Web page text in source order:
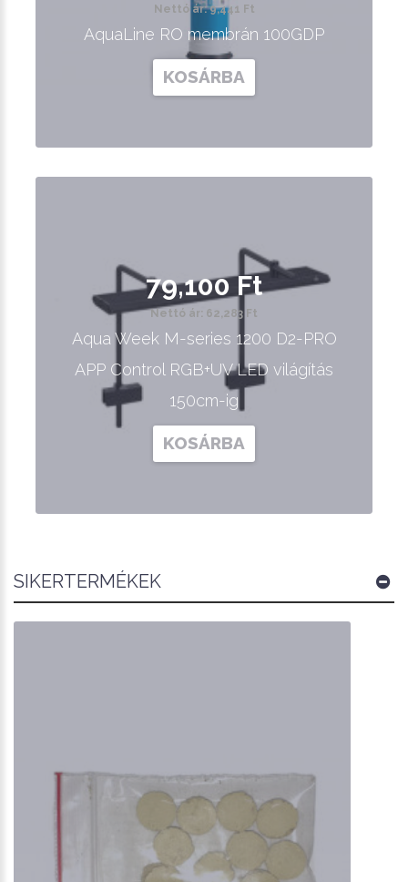
Nettó ár: 9,441 Ft
AquaLine RO membrán 100GDP
KOSÁRBA
79,100 Ft
Nettó ár: 62,283 Ft
Aqua Week M-series 1200 D2-PRO
APP Control RGB+UV LED világítás
150cm-ig
KOSÁRBA
SIKERTERMÉKEK